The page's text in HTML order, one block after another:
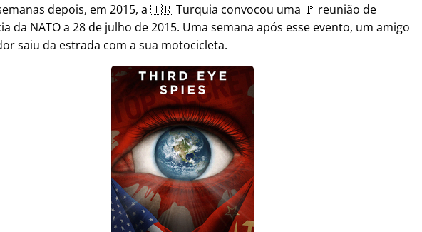
depois, em 2015, a 🇹🇷 Turquia convocou uma 🚩 reunião de
da NATO a 28 de julho de 2015. Uma semana após esse evento, um amigo
saiu da estrada com a sua motocicleta.